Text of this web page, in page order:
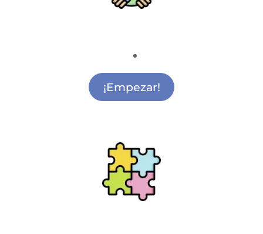
Actividades de Medio Ambiente Ciudad
¡Empezar!